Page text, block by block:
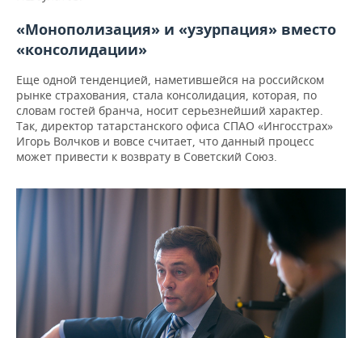
«Монополизация» и «узурпация» вместо
«консолидации»
Еще одной тенденцией, наметившейся на российском
рынке страхования, стала консолидация, которая, по
словам гостей бранча, носит серьезнейший характер.
Так, директор татарстанского офиса СПАО «Ингосстрах»
Игорь Волчков и вовсе считает, что данный процесс
может привести к возврату в Советский Союз.